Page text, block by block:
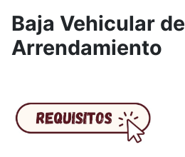
Baja Vehicular de
Arrendamiento